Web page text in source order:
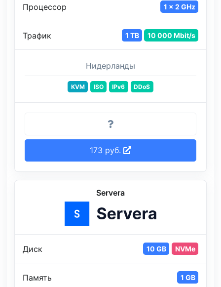
Процессор 1 x 2 GHz
Трафик 1 TB 10 000 Mbit/s
Нидерланды
KVM ISO IPv6 DDoS
173 руб.
Servera
Диск 10 GB NVMe
Память 1 GB